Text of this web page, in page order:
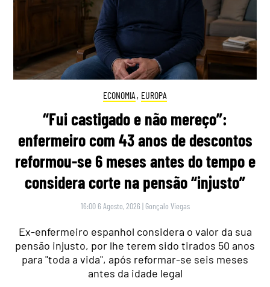
ECONOMIA , EUROPA
“Fui castigado e não mereço”:
enfermeiro com 43 anos de descontos
reformou-se 6 meses antes do tempo e
considera corte na pensão “injusto”
16:00 6 Agosto, 2026 | Gonçalo Viegas
Ex-enfermeiro espanhol considera o valor da sua
pensão injusto, por lhe terem sido tirados 50 anos
para "toda a vida", após reformar-se seis meses
antes da idade legal